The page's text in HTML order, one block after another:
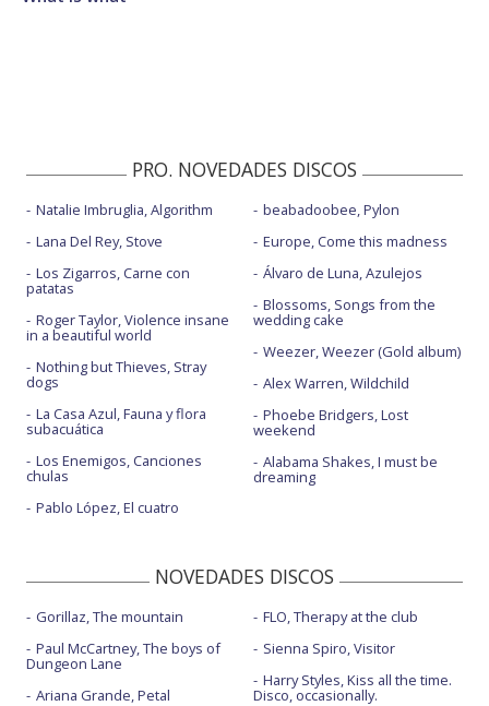
PRO. NOVEDADES DISCOS
Natalie Imbruglia, Algorithm
Lana Del Rey, Stove
Los Zigarros, Carne con
patatas
Roger Taylor, Violence insane
in a beautiful world
Nothing but Thieves, Stray
dogs
La Casa Azul, Fauna y flora
subacuática
Los Enemigos, Canciones
chulas
Pablo López, El cuatro
beabadoobee, Pylon
Europe, Come this madness
Álvaro de Luna, Azulejos
Blossoms, Songs from the
wedding cake
Weezer, Weezer (Gold album)
Alex Warren, Wildchild
Phoebe Bridgers, Lost
weekend
Alabama Shakes, I must be
dreaming
NOVEDADES DISCOS
Gorillaz, The mountain
Paul McCartney, The boys of
Dungeon Lane
Ariana Grande, Petal
FLO, Therapy at the club
Sienna Spiro, Visitor
Harry Styles, Kiss all the time.
Disco, occasionally.